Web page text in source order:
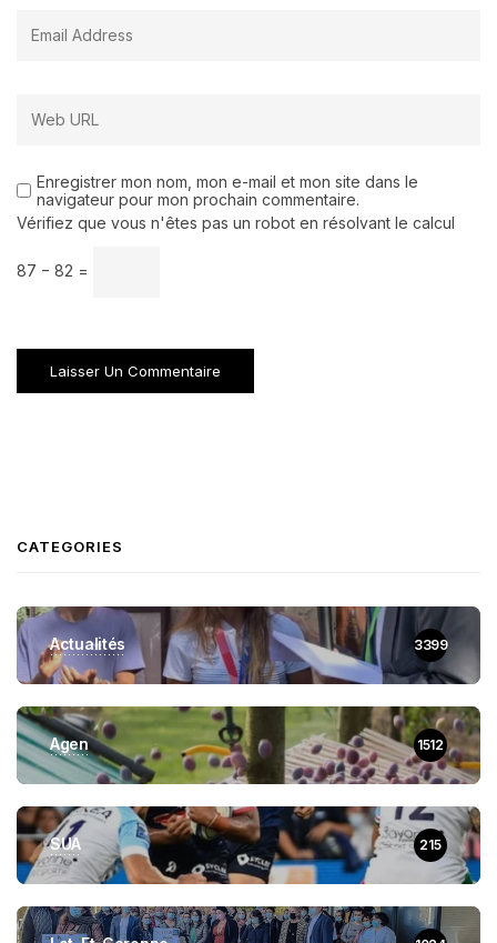
Enregistrer mon nom, mon e-mail et mon site dans le
navigateur pour mon prochain commentaire.
Vérifiez que vous n'êtes pas un robot en résolvant le calcul
87 − 82 =
CATEGORIES
Actualités 3399
Agen 1512
SUA 215